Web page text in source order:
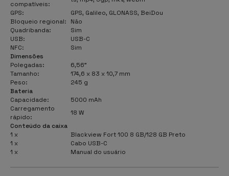
compatíveis:
GPS:
GPS, Galileo, GLONASS, BeiDou
Bloqueio regional:
Não
Quadribanda:
Sim
USB:
USB-C
NFC:
Sim
Dimensões
Polegadas:
6,56"
Tamanho:
174,6 x 83 x 10,7 mm
Peso:
245 g
Bateria
Capacidade:
5000 mAh
Carregamento
rápido:
18 W
Conteúdo da caixa
1 x
Blackview Fort 100 8 GB/128 GB Preto
1 x
Cabo USB-C
1 x
Manual do usuário